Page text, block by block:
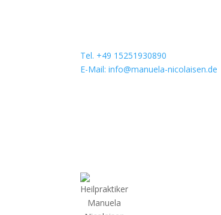
Tel. +49 15251930890
E-Mail: info@manuela-nicolaisen.de